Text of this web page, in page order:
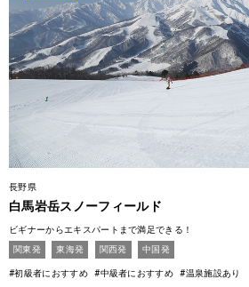
長野県
白馬岩岳スノーフィールド
ビギナーからエキスパートまで満足できる！
関東発
東海発 関西発 中国発
#初級者におすすめ #中級者におすすめ #温泉施設あり